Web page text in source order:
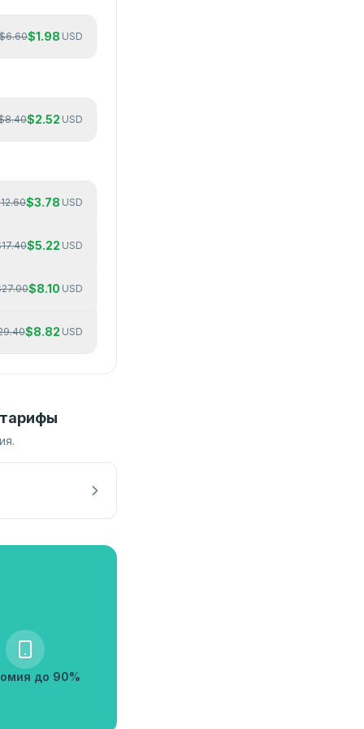
$6.60$1.98 USD
8.40$2.52 USD
12.60$3.78 USD
17.40$5.22 USD
27.00$8.10 USD
$8.82 USD
до 90%